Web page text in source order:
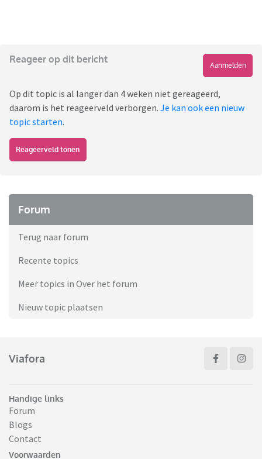
Reageer op dit bericht
Aanmelden
Op dit topic is al langer dan 4 weken niet gereageerd,
daarom is het reageerveld verborgen. Je kan ook een nieuw
topic starten.
Reageerveld tonen
Forum
Terug naar forum
Recente topics
Meer topics in Over het forum
Nieuw topic plaatsen
Viafora
Handige links
Forum
Blogs
Contact
Voorwaarden